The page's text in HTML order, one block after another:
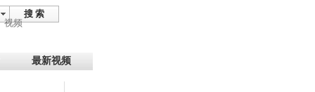
搜 索
视频
最新视频